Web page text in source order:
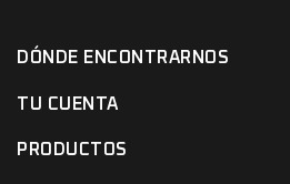
DÓNDE ENCONTRARNOS
TU CUENTA
PRODUCTOS